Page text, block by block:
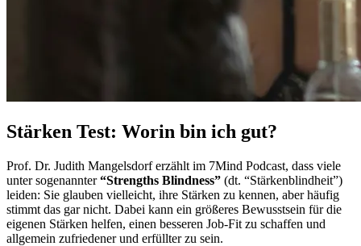
Stärken Test: Worin bin ich gut?
Prof. Dr. Judith Mangelsdorf erzählt im 7Mind Podcast, dass viele
unter sogenannter“Strengths Blindness” (dt. “Stärkenblindheit”)
leiden: Sie glauben vielleicht, ihre Stärken zu kennen, aber häufig
stimmt das gar nicht. Dabei kann ein größeres Bewusstsein für die
eigenen Stärken helfen, einen besseren Job-Fit zu schaffen und
allgemein zufriedener und erfüllter zu sein.